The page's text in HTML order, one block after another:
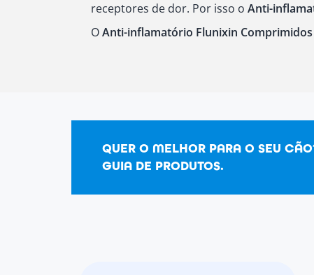
receptores de dor. Por isso o Anti-
OAnti-inflamatório Flunixin
QUER O MELHOR PARA O SEU
GUIA DE PRODUTOS.